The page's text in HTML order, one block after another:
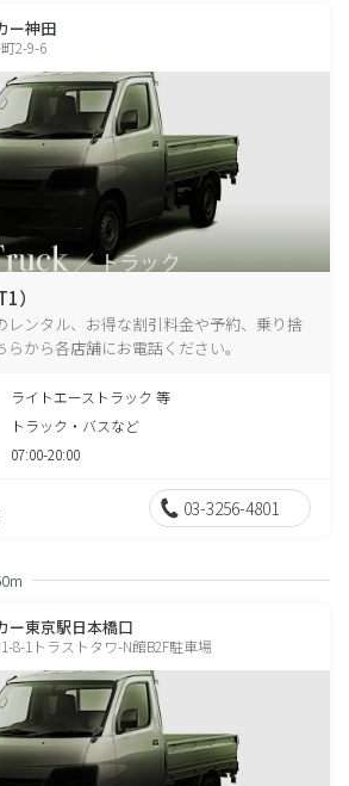
ー神田
2-9-6
）
レンタル、お得な割引料金や予約、乗り捨
から各店舗にお電話ください。
ライトエーストラック 等
トラック・バスなど
07:00-20:00
03-3256-4801
ー東京駅日本橋口
8-1トラストタワ-N館B2F駐車場